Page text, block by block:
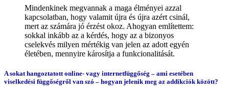
Mindenkinek megvannak a maga élményei azzal
kapcsolatban, hogy valamit újra és újra azért csinál,
mert az számára jó érzést okoz. Ahogyan említettem:
sokkal inkább az a kérdés, hogy az a bizonyos
cselekvés milyen mértékig van jelen az adott egyén
életében, mennyire károsítja a funkcionalitását.
A sokat hangoztatott online- vagy internetfüggőség – ami esetében
viselkedési függőségről van szó – hogyan jelenik meg az addikciók között?